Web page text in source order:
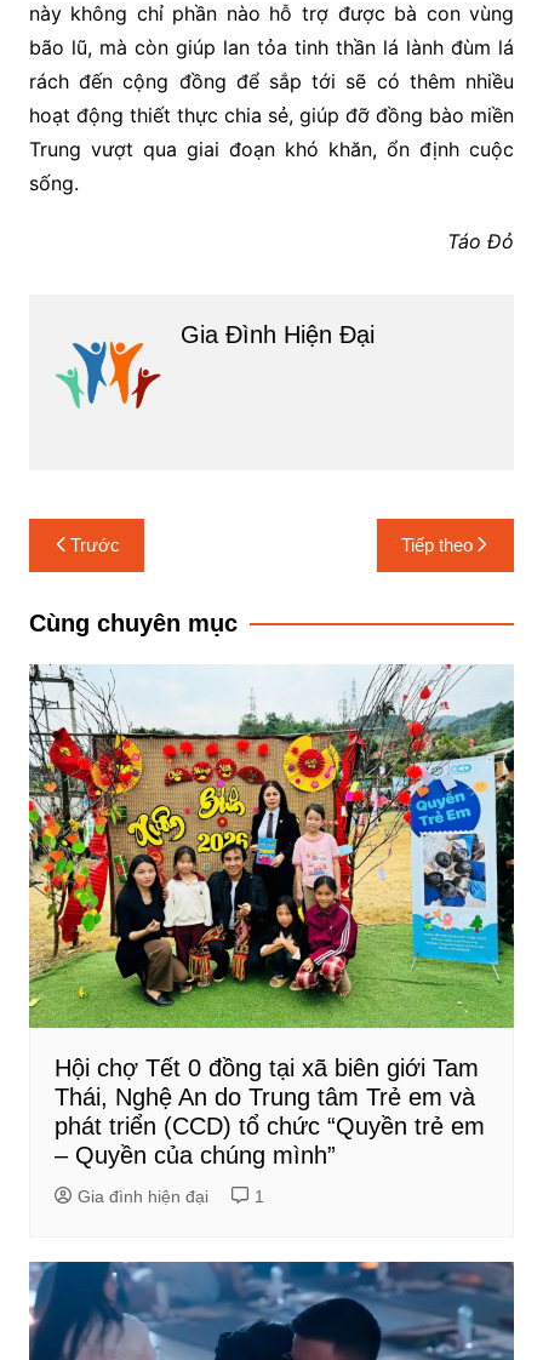
này không chỉ phần nào hỗ trợ được bà con vùng
bão lũ, mà còn giúp lan tỏa tinh thần lá lành đùm lá
rách đến cộng đồng để sắp tới sẽ có thêm nhiều
hoạt động thiết thực chia sẻ, giúp đỡ đồng bào miền
Trung vượt qua giai đoạn khó khăn, ổn định cuộc
sống.
Táo Đỏ
Gia Đình Hiện Đại
Điều
hướng
bài
Trước Tiếp theo
Cùng chuyên mục
Hội chợ Tết 0 đồng tại xã biên giới Tam
Thái, Nghệ An do Trung tâm Trẻ em và
phát triển (CCD) tổ chức “Quyền trẻ em
– Quyền của chúng mình”
Gia đình hiện đại 1